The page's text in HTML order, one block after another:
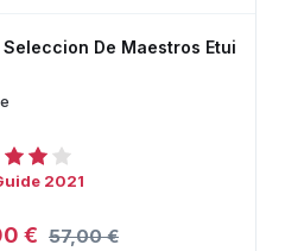
Seleccion De Maestros Etui
2021
€ 57,00 €